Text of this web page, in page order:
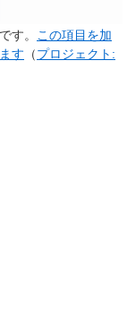
です。 この項目を加
す （プロジェクト: